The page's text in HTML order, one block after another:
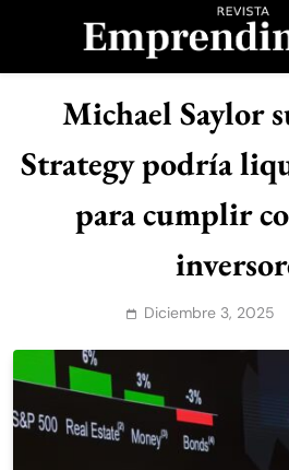
Michael Saylor
Strategy podría
para cumplir
Diciembre 3, 2025